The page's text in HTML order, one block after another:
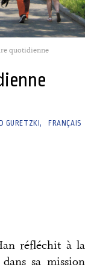
quotidienne
GURETZKI FRANÇAIS
réfléchit à la
sa mission